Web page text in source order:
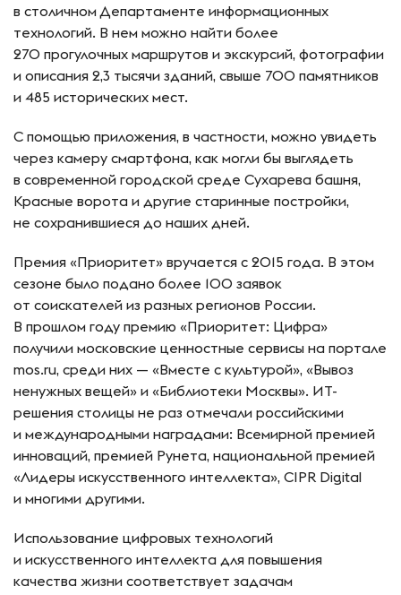
в столичном Департаменте информационных
технологий. В нем можно найти более
270 прогулочных маршрутов и экскурсий, фотографии
и описания 2,3 тысячи зданий, свыше 700 памятников
и 485 исторических мест.
С помощью приложения, в частности, можно увидеть
через камеру смартфона, как могли бы выглядеть
в современной городской среде Сухарева башня,
Красные ворота и другие старинные постройки,
не сохранившиеся до наших дней.
Премия «Приоритет» вручается с 2015 года. В этом
сезоне было подано более 100 заявок
от соискателей из разных регионов России.
В прошлом году премию «Приоритет: Цифра»
получили московские ценностные сервисы на портале
mos.ru, среди них — «Вместе с культурой», «Вывоз
ненужных вещей» и «Библиотеки Москвы». ИТ-
решения столицы не раз отмечали российскими
и международными наградами: Всемирной премией
инноваций, премией Рунета, национальной премией
«Лидеры искусственного интеллекта», CIPR Digital
и многими другими.
Использование цифровых технологий
и искусственного интеллекта для повышения
качества жизни соответствует задачам